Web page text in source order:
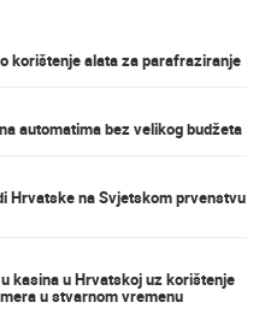
korištenje alata za parafraziranje
automatima bez velikog budžeta
Hrvatske na Svjetskom prvenstvu
kasina u Hrvatskoj uz korištenje
u stvarnom vremenu